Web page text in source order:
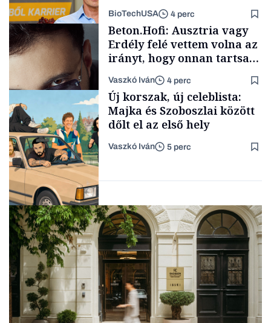
Társadalom
Content Lab HUB
BioTechUSA 4 perc
Forbes-sztori
Beton.Hofi: Ausztria vagy
Erdély felé vettem volna az
irányt, hogy onnan tartsam
lélegeztetőgépen a magyar
zenét
Vaszkó Iván 4 perc
Lista
Új korszak, új celeblista:
Majka és Szoboszlai között
dőlt el az első hely
Vaszkó Iván 5 perc